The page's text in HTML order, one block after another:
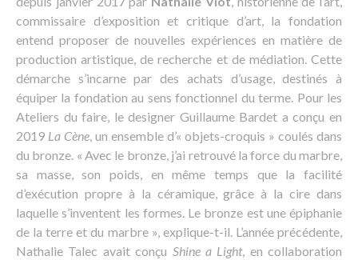
commissaire d’exposition et critique d’art, la fondation
entend proposer de nouvelles expériences en matière de
production artistique, de recherche et de médiation. Cette
démarche s’incarne par des achats d’usage, destinés à
équiper la fondation au sens fonctionnel du terme. Pour les
Ateliers du faire, le designer Guillaume Bardet a conçu en
2019 La Cène, un ensemble d’« objets-croquis » coulés dans
du bronze. « Avec le bronze, j’ai retrouvé la force du marbre,
sa masse, son poids, en même temps que la facilité
d’exécution propre à la céramique, grâce à la cire dans
laquelle s’inventent les formes. Le bronze est une épiphanie
de la terre et du marbre », explique-t-il. L’année précédente,
Nathalie Talec avait conçu Shine a Light, en collaboration